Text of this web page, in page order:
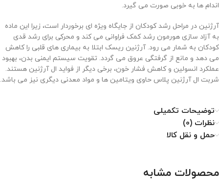
اندام ها به خوبی صورت می گیرد.
آرژنین در مراحل رشد کودکان از جایگاه ویژه ای برخوردار است، زیرا این ماده
به آزاد سازی هورمون رشد کمک فراوانی می کند و محرکی برای رشد قدی
کودکان به شمار می رود. آرژنین ریسک ابتلا به بیماری های قلبی را کاهش
می دهد و مانع از گرفتگی عروق می گردد. تقویت سیستم ایمنی بدن، بهبود
عملکرد انسولین و کاهش فشار خون، برخی دیگر از فواید ال آرژنین هستند.
شربت ال آرژنین پلاس حاوی ویتامین ها و مواد معدنی دیگری نیز می باشد.
توضیحات تکمیلی
نظرات (0)
حمل و نقل کالا
محصولات مشابه